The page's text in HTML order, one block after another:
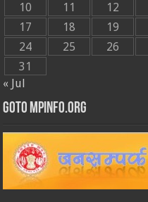
10
11 12
17
18 19
24
25 26
31
« Jul
GOTO MPINFO.ORG